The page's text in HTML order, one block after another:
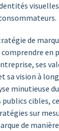
de
comprendre en
ses
sa vision à
minutieuse
publics cibles,
sur
de